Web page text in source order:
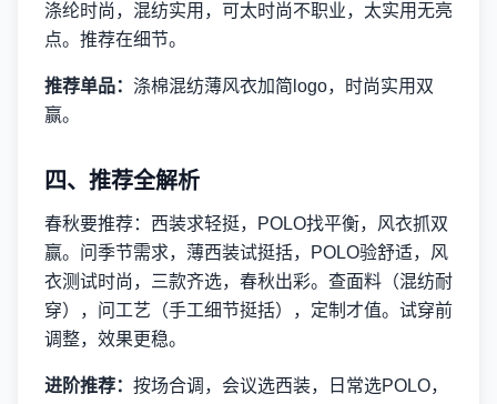
涤纶时尚，混纺实用，可太时尚不职业，太实用无亮
点。推荐在细节。
推荐单品： 涤棉混纺薄风衣加简logo，时尚实用双
赢。
四、推荐全解析
春秋要推荐：西装求轻挺，POLO找平衡，风衣抓双
赢。问季节需求，薄西装试挺括，POLO验舒适，风
衣测试时尚，三款齐选，春秋出彩。查面料（混纺耐
穿），问工艺（手工细节挺括），定制才值。试穿前
调整，效果更稳。
进阶推荐： 按场合调，会议选西装，日常选POLO，